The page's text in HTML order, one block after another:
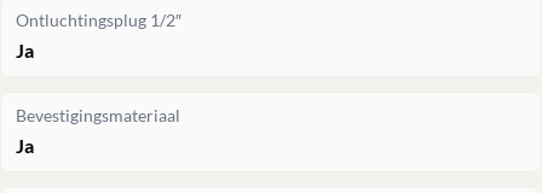
Ontluchtingsplug 1/2″
Ja
Bevestigingsmateriaal
Ja